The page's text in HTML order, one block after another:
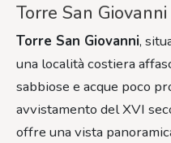
Torre San Giovanni
Torre San Giovanni,
una località costiera
sabbiose e acque poco
avvistamento del XVI
offre una vista